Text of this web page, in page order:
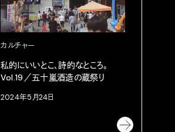
カルチャー
私的にいいとこ、詩的なところ。
Vol.19／五十嵐酒造の蔵祭り
2024年5月24日